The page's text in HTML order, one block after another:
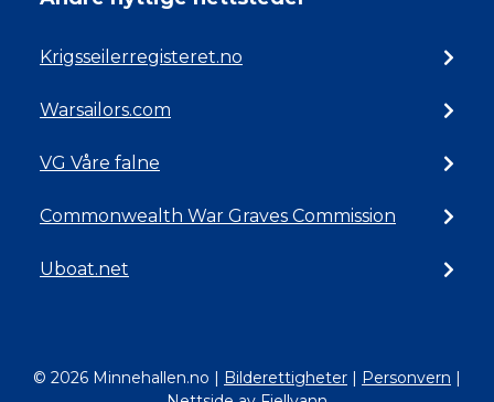
Krigsseilerregisteret.no
Warsailors.com
VG Våre falne
Commonwealth War Graves Commission
Uboat.net
© 2026 Minnehallen.no | Bilderettigheter | Personvern |